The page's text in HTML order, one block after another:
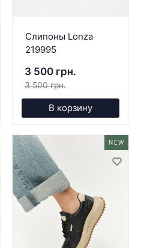
Слипоны Lonza
219995
3 500 грн.
3 500 грн.
В корзину
NEW